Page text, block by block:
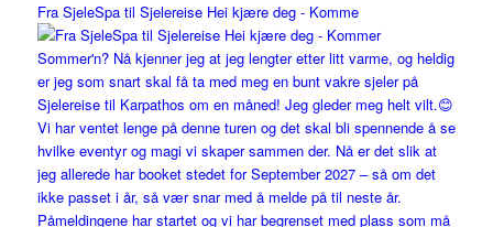
Fra SjeleSpa til Sjelereise Hei kjære deg - Komme